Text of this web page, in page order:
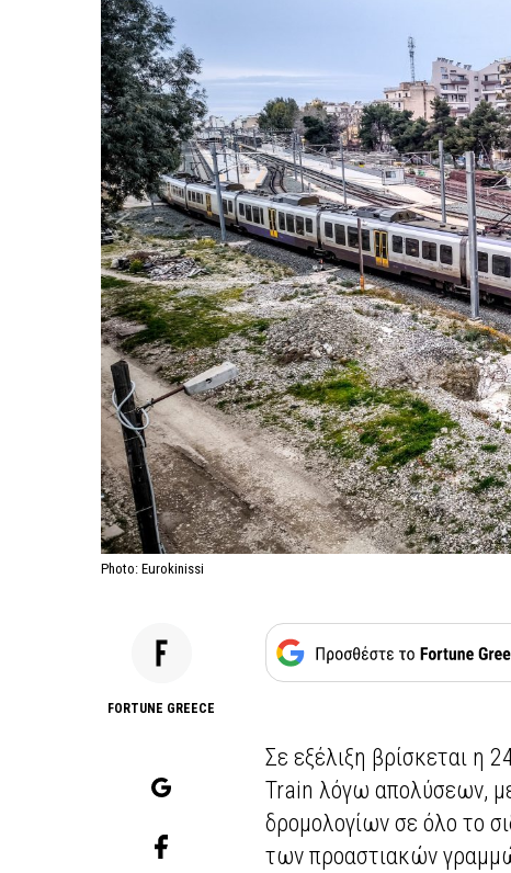
Photo: Eurokinissi
FORTUNE GREECE
Σε εξέλιξη βρίσκεται η
Train λόγω απολύσεων,
δρομολογίων σε όλο το
των προαστιακών